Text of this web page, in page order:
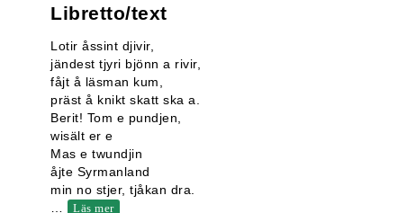
Libretto/text
Lotir åssint djivir,
jändest tjyri bjönn a rivir,
fåjt å läsman kum,
präst å knikt skatt ska a.
Berit! Tom e pundjen,
wisält er e
Mas e twundjin
åjte Syrmanland
min no stjer, tjåkan dra.
Läs mer